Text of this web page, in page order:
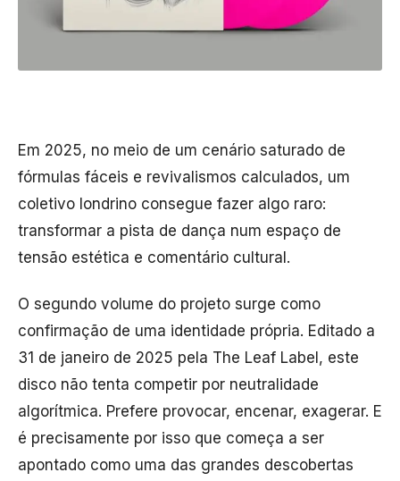
Em 2025, no meio de um cenário saturado de
fórmulas fáceis e revivalismos calculados, um
coletivo londrino consegue fazer algo raro:
transformar a pista de dança num espaço de
tensão estética e comentário cultural.
O segundo volume do projeto surge como
confirmação de uma identidade própria. Editado a
31 de janeiro de 2025 pela The Leaf Label , este
disco não tenta competir por neutralidade
algorítmica. Prefere provocar, encenar, exagerar. E
é precisamente por isso que começa a ser
apontado como uma das grandes descobertas